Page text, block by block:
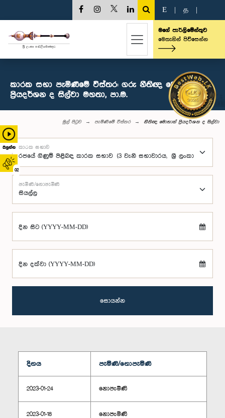
බලන්න
02
E த
මගේ පාර්ලිමේන්තුව
මෙතැනින් පිවිසෙන්න
කාරක සභා පැමිණීමේ විස්තර: ගරු නීතිඥ මොහාන්
ප්‍රියදර්ශන ද සිල්වා මහතා, පා.ම.
මුල් පිටුව පැමිණීමේ විස්තර නීතිඥ මොහාන් ප්‍රියදර්ශන ද සිල්වා
කාරක සභාව
පැමිණි/නොපැමිණි
දින සිට (YYYY-MM-DD)
දින දක්වා (YYYY-MM-DD)
සොයන්න
දිනය පැමිණි/නොපැමිණි
2023-01-24 නොපැමිණි
2023-01-18 නොපැමිණි